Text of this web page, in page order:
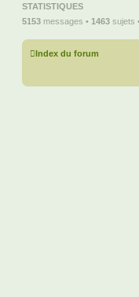
STATISTIQUES
5153 messages • 1463 sujets
Index du forum